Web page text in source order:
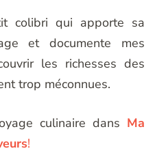
colibri qui apporte sa
et documente mes
les richesses des
trop méconnues.
culinaire dans Ma
!